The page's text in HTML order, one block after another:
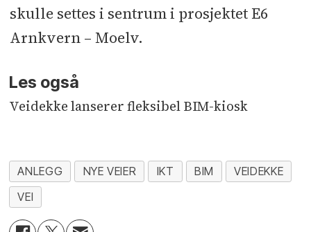
skulle settes i sentrum i prosjektet E6
Arnkvern – Moelv.
Les også
Veidekke lanserer fleksibel BIM-kiosk
ANLEGG NYE VEIER IKT BIM
VEIDEKKE
VEI